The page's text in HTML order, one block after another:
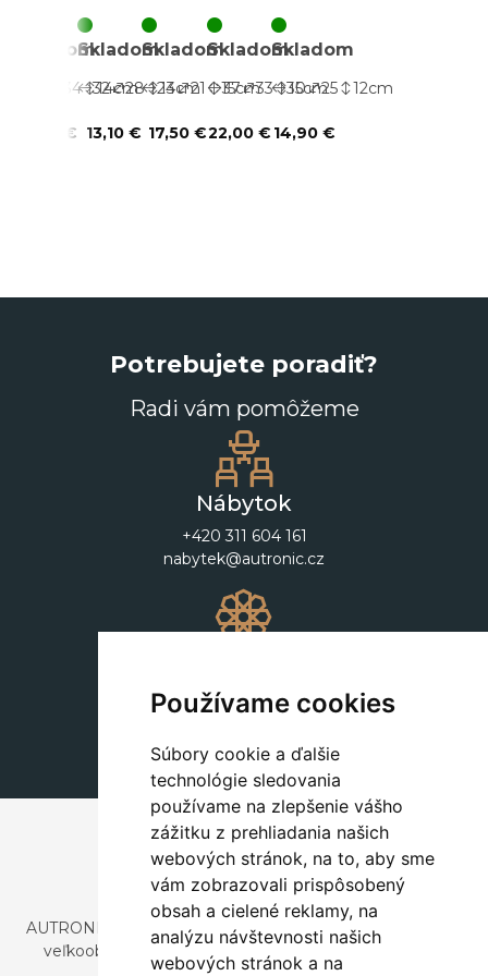
Používame cookies
Súbory cookie a ďalšie
technológie sledovania
používame na zlepšenie vášho
zážitku z prehliadania našich
webových stránok, na to, aby sme
vám zobrazovali prispôsobený
obsah a cielené reklamy, na
analýzu návštevnosti našich
webových stránok a na
Skladom
34 14cm
16,70 €
Skladom
32 28 13cm
13,10 €
Skladom
24 21 15cm
17,50 €
Skladom
37 33 15cm
22,00 €
Skladom
30 25 12cm
14,90 €
Potrebujete poradiť?
Radi vám pomôžeme
Nábytok
+420 311 604 161
nabytek@autronic.cz
+420 311 604 182
dekorace@autronic.cz
AUTRONIC, s.r.o. je spoločnosť zaoberajúca sa dovozom a
veľkoobchodným predajom dizajnového aj štýlového